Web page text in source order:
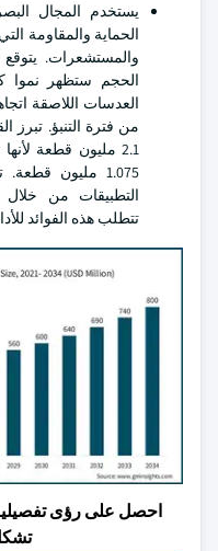
الحماية والمقاومة
والمستشعرات.
العدسات اللاصقة
من فترة التنبؤ. تبرز
2.1 مليون قطعة
التطبيقات من
تتطلب هذه الفوائد
احصل على رؤى